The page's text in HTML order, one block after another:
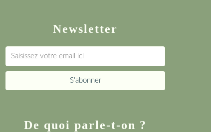
Newsletter
De quoi parle-t-on ?